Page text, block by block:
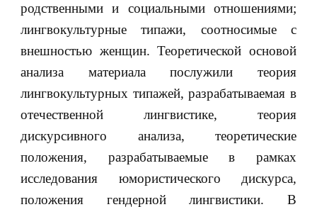
родственными и социальными отношениями;
лингвокультурные типажи, соотносимые с
внешностью женщин. Теоретической основой
анализа материала послужили теория
лингвокультурных типажей, разрабатываемая в
отечественной лингвистике, теория
дискурсивного анализа, теоретические
положения, разрабатываемые в рамках
исследования юмористического дискурса,
положения гендерной лингвистики. В